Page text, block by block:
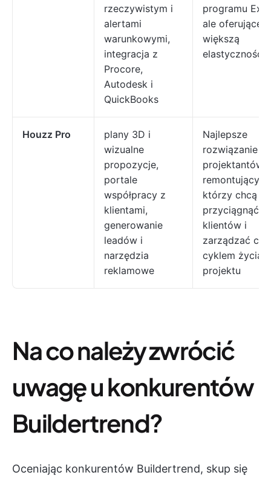
rzeczywistym i
alertami
warunkowymi,
integracja z
Procore,
Autodesk i
QuickBooks
programu
ale oferujące
większą
elastyczność
Houzz Pro
plany 3D i
wizualne
propozycje,
portale
współpracy z
klientami,
generowanie
leadów i
narzędzia
reklamowe
Najlepsze
rozwiązanie
projektantów i
którzy chcą
przyciągnąć
klientów i
zarządzać
cyklem życia
projektu
Na co należy zwrócić
uwagę u konkurentów
Buildertrend?
Oceniając konkurentów Buildertrend, skup się